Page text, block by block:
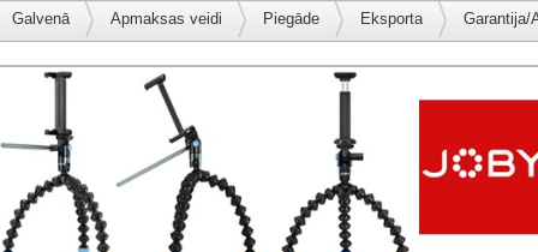
Galvenā Apmaksas veidi Piegāde Eksporta Garantija/